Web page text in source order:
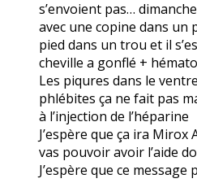
s’envoient pas…
avec une copine dans un
pied dans un trou et il
cheville a gonflé +
Les piqures dans le
phlébites ça ne fait pas
à l’injection de l’héparine
J’espère que ça ira
vas pouvoir avoir l’aide
J’espère que ce message